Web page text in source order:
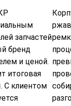
запчастей
бренд
и ценой.
итоговая
С клиентом